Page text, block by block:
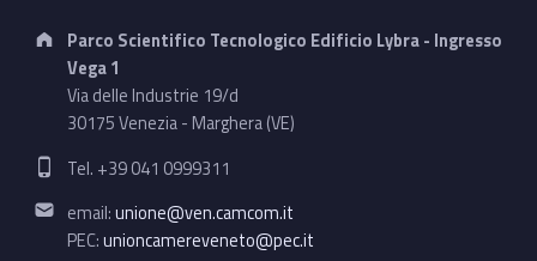
Address:
Parco Scientifico Tecnologico Edificio Lybra - Ingresso
Vega 1
Via delle Industrie 19/d
30175 Venezia - Marghera (VE)
Phone number:
Tel. +39 041 0999311
Email address:
email:unione@ven.camcom.it
PEC:unioncamereveneto@pec.it